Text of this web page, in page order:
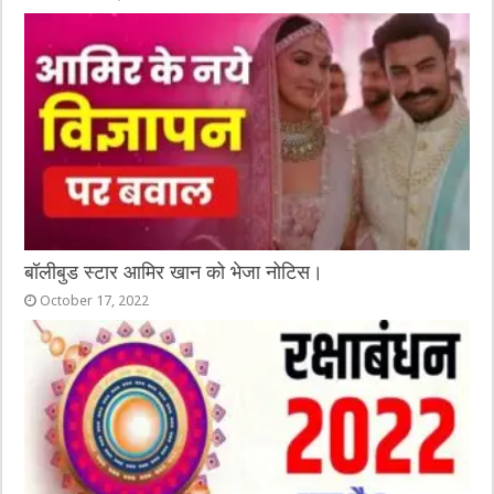
बॉलीबुड स्टार आमिर खान को भेजा नोटिस।
October 17, 2022